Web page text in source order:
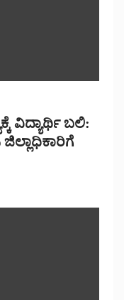
ವಿದ್ಯಾರ್ಥಿ ಬಲಿ:
ಜಿಲ್ಲಾಧಿಕಾರಿಗೆ